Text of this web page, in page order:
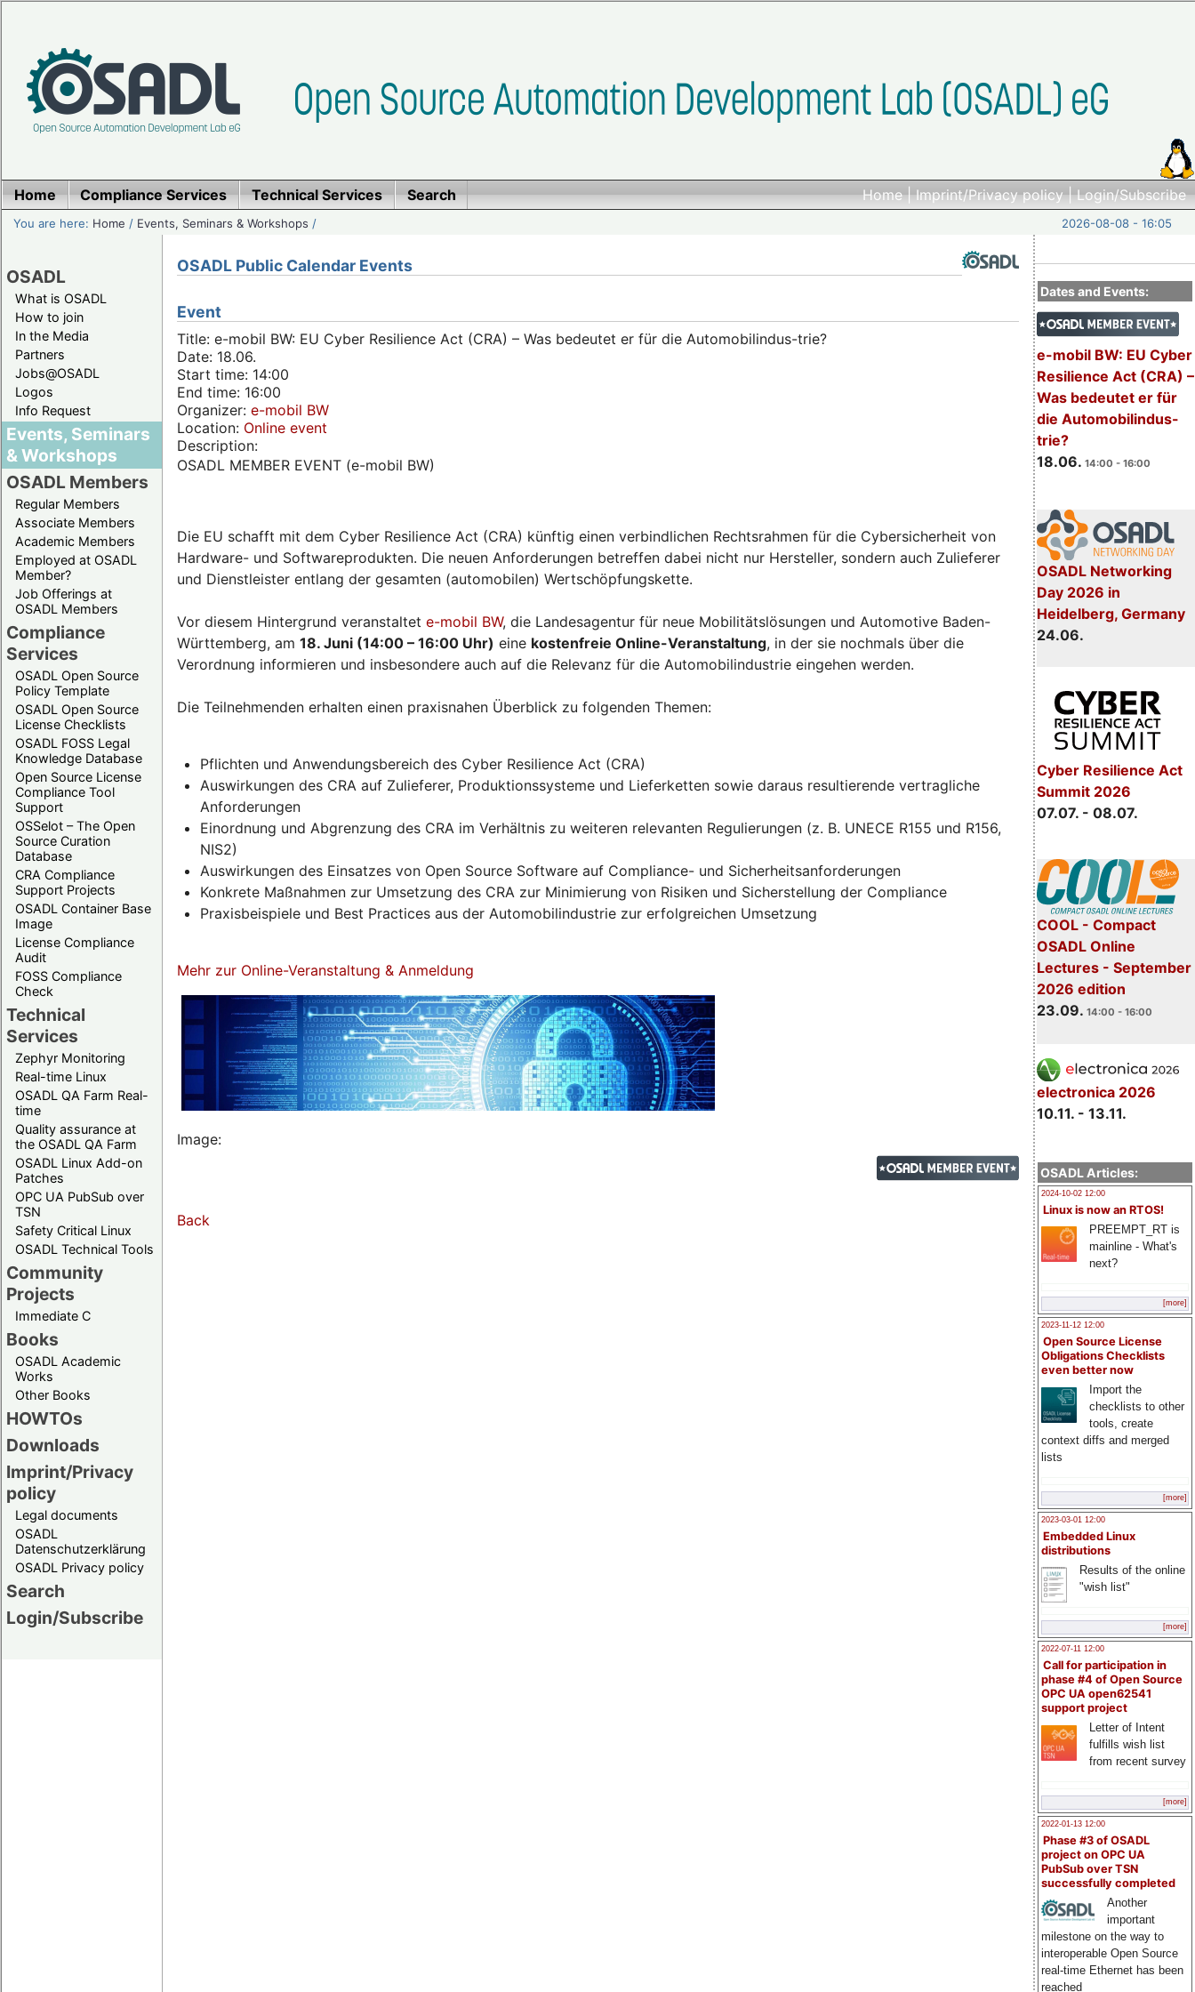
Home|Imprint/Privacy policy|Login/Subscribe
Home Compliance Services Technical Services Search
You are here: Home / Events, Seminars & Workshops / 2026-08-08 - 16:05
OSADL
What is OSADL
How to join
In the Media
Partners
Jobs@OSADL
Logos
Info Request
Events, Seminars
& Workshops
OSADL Members
Regular Members
Associate Members
Academic Members
Employed at OSADL
Member?
Job Offerings at
OSADL Members
Compliance
Services
OSADL Open Source
Policy Template
OSADL Open Source
License Checklists
OSADL FOSS Legal
Knowledge Database
Open Source License
Compliance Tool
Support
OSSelot – The Open
Source Curation
Database
CRA Compliance
Support Projects
OSADL Container Base
Image
License Compliance
Audit
FOSS Compliance
Check
Technical
Services
Zephyr Monitoring
Real-time Linux
OSADL QA Farm Real-
time
Quality assurance at
the OSADL QA Farm
OSADL Linux Add-on
Patches
OPC UA PubSub over
TSN
Safety Critical Linux
OSADL Technical Tools
Community
Projects
Immediate C
Books
OSADL Academic
Works
Other Books
HOWTOs
Downloads
Imprint/Privacy
policy
Legal documents
OSADL
Datenschutzerklärung
OSADL Privacy policy
Search
Login/Subscribe
Dates and Events:
e-mobil BW: EU Cyber
Resilience Act (CRA) –
Was bedeutet er für
die Automobilindus-
trie?
18.06. 14:00 - 16:00
OSADL Networking
Day 2026 in
Heidelberg, Germany
24.06.
Cyber Resilience Act
Summit 2026
07.07. - 08.07.
COOL - Compact
OSADL Online
Lectures - September
2026 edition
23.09. 14:00 - 16:00
electronica 2026
10.11. - 13.11.
OSADL Articles:
2024-10-02 12:00
Linux is now an RTOS!
PREEMPT_RT is
mainline - What's
next?
[more]
2023-11-12 12:00
Open Source License
Obligations Checklists
even better now
Import the
checklists to other
tools, create
context diffs and merged
lists
[more]
2023-03-01 12:00
Embedded Linux
distributions
Results of the online
"wish list"
[more]
2022-07-11 12:00
Call for participation in
phase #4 of Open Source
OPC UA open62541
support project
Letter of Intent
fulfills wish list
from recent survey
[more]
2022-01-13 12:00
Phase #3 of OSADL
project on OPC UA
PubSub over TSN
successfully completed
Another
important
milestone on the way to
interoperable Open Source
real-time Ethernet has been
reached
OSADL Public Calendar Events
Event
Title: e-mobil BW: EU Cyber Resilience Act (CRA) – Was bedeutet er für die Automobilindus-trie?
Date: 18.06.
Start time: 14:00
End time: 16:00
Organizer: e-mobil BW
Location: Online event
Description:
OSADL MEMBER EVENT (e-mobil BW)
Die EU schafft mit dem Cyber Resilience Act (CRA) künftig einen verbindlichen Rechtsrahmen für die Cybersicherheit von
Hardware- und Softwareprodukten. Die neuen Anforderungen betreffen dabei nicht nur Hersteller, sondern auch Zulieferer
und Dienstleister entlang der gesamten (automobilen) Wertschöpfungskette.
Vor diesem Hintergrund veranstaltet e-mobil BW, die Landesagentur für neue Mobilitätslösungen und Automotive Baden-
Württemberg, am 18. Juni (14:00 – 16:00 Uhr) eine kostenfreie Online-Veranstaltung, in der sie nochmals über die
Verordnung informieren und insbesondere auch auf die Relevanz für die Automobilindustrie eingehen werden.
Die Teilnehmenden erhalten einen praxisnahen Überblick zu folgenden Themen:
Pflichten und Anwendungsbereich des Cyber Resilience Act (CRA)
Auswirkungen des CRA auf Zulieferer, Produktionssysteme und Lieferketten sowie daraus resultierende vertragliche
Anforderungen
Einordnung und Abgrenzung des CRA im Verhältnis zu weiteren relevanten Regulierungen (z. B. UNECE R155 und R156,
NIS2)
Auswirkungen des Einsatzes von Open Source Software auf Compliance- und Sicherheitsanforderungen
Konkrete Maßnahmen zur Umsetzung des CRA zur Minimierung von Risiken und Sicherstellung der Compliance
Praxisbeispiele und Best Practices aus der Automobilindustrie zur erfolgreichen Umsetzung
Mehr zur Online-Veranstaltung & Anmeldung
Image:
Back